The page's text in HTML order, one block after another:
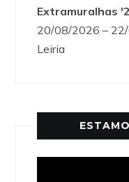
Extramuralhas
20/08/2026 –
Leiria